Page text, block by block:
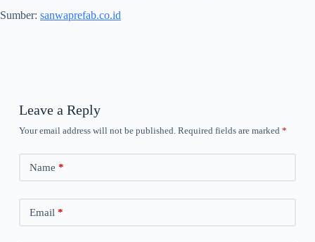
Sumber: sanwaprefab.co.id
Leave a Reply
Your email address will not be published. Required fields are marked *
Name *
Email *